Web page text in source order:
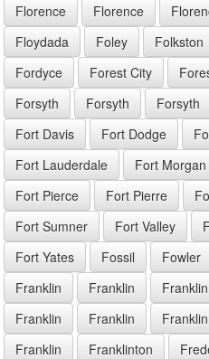
Florence
Florence
Floydada
Foley Folkston
Fordyce
Forest City
Forsyth
Forsyth Forsyth
Fort Davis
Fort Dodge
Fort Lauderdale
Fort Morgan
Fort Pierce
Fort Pierre
Fort Sumner
Fort Valley
Fort Yates
Fossil Fowler
Franklin
Franklin Franklin
Franklin
Franklin Franklin
Franklin
Franklinton